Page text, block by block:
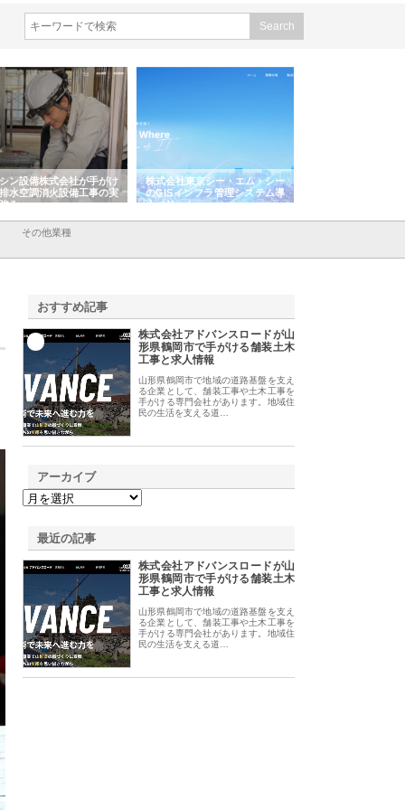
ン設備株式会社が手がけ
水空調消火設備工事の実
み
株式会社東京シー・エム・シー
のGISインフラ管理システム導
入メリット
その他業種
おすすめ記事
株式会社アドバンスロードが山
形県鶴岡市で手がける舗装土木
工事と求人情報
山形県鶴岡市で地域の道路基盤を支え
る企業として、舗装工事や土木工事を
手がける専門会社があります。地域住
民の生活を支える道…
アーカイブ
最近の記事
株式会社アドバンスロードが山
形県鶴岡市で手がける舗装土木
工事と求人情報
山形県鶴岡市で地域の道路基盤を支え
る企業として、舗装工事や土木工事を
手がける専門会社があります。地域住
民の生活を支える道…